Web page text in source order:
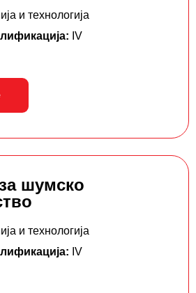
и технологија
IV
шумско
и технологија
IV